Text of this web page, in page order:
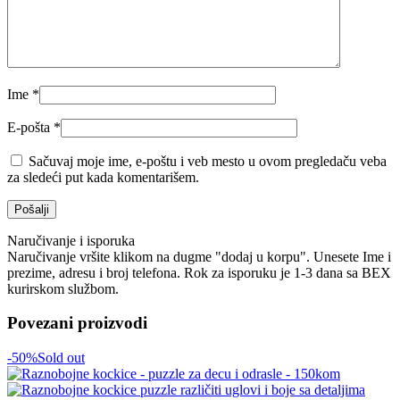
Ime *
E-pošta *
Sačuvaj moje ime, e-poštu i veb mesto u ovom pregledaču veba
za sledeći put kada komentarišem.
Naručivanje i isporuka
Naručivanje vršite klikom na dugme "dodaj u korpu". Unesete Ime i
prezime, adresu i broj telefona. Rok za isporuku je 1-3 dana sa BEX
kurirskom službom.
Povezani proizvodi
-50%Sold out